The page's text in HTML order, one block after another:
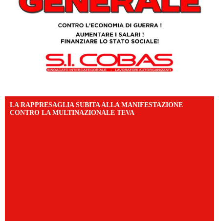
LA RAPPRESAGLIA SUBITA ALLA MANIFESTAZIONE
CONTRO LA MULTINAZIONALE TEVA